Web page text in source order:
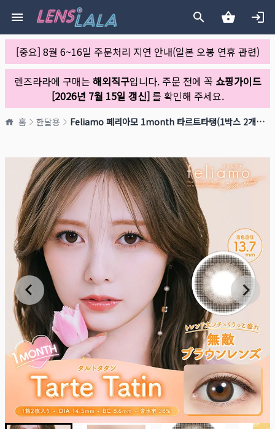
[중요] 8월 6~16일 주문처리 지연 안내(일본 오봉 연휴 관련)
렌즈라라에 구매는 해외직구입니다. 주문 전에 꼭 쇼핑가이드
[2026년 7월 15일 갱신]를 확인해 주세요.
홈 한달용 Feliamo 페리아모 1month 타르트타탱(1박스 2개들이)